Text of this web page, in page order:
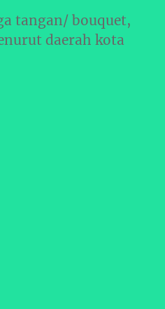
tangan/ bouquet,
daerah kota